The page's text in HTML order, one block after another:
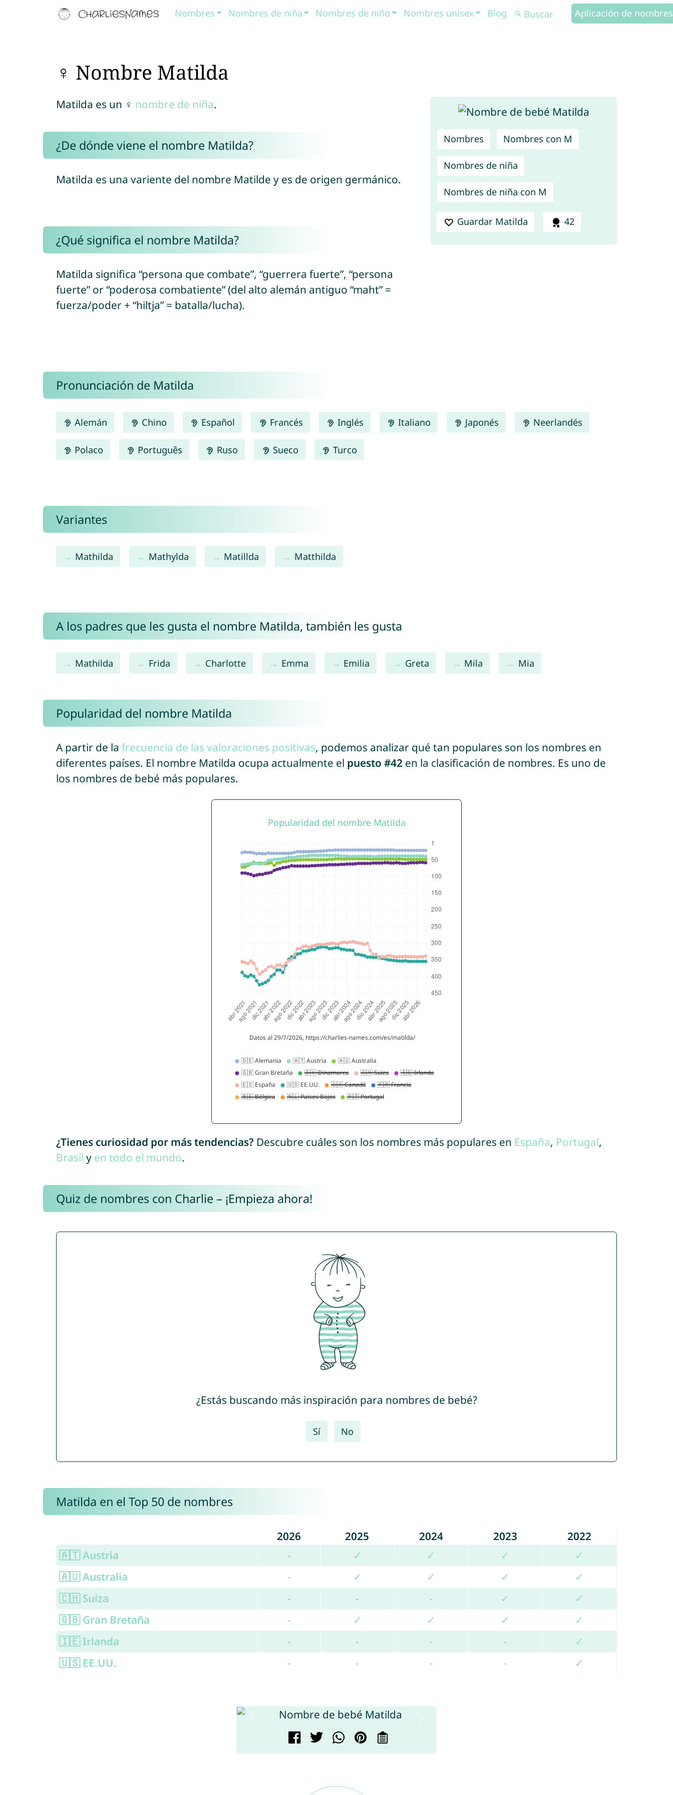
Nombres Nombres de niña Nombres de niño Nombres unisex Blog Aplicación de nombres
♀ Nombre Matilda
Nombres Nombres con M
Nombres de niña
Nombres de niña con M
Guardar Matilda 42
Matilda es un ♀ nombre de niña.
¿De dónde viene el nombre Matilda?
Matilda es una variente del nombre Matilde y es de origen germánico.
¿Qué significa el nombre Matilda?
Matilda significa “persona que combate”, “guerrera fuerte”, “persona
fuerte” or “poderosa combatiente” (del alto alemán antiguo “maht” =
fuerza/poder + “hiltja” = batalla/lucha).
Pronunciación de Matilda
Alemán Chino Español Francés Inglés Italiano Japonés Neerlandés
Polaco Português Ruso Sueco Turco
Variantes
Mathilda Mathylda Matillda Matthilda
A los padres que les gusta el nombre Matilda, también les gusta
Mathilda Frida Charlotte Emma Emilia Greta Mila Mia
Popularidad del nombre Matilda
A partir de la frecuencia de las valoraciones positivas, podemos analizar qué tan populares son los nombres en
diferentes países. El nombre Matilda ocupa actualmente el puesto #42 en la clasificación de nombres. Es uno de
los nombres de bebé más populares.
¿Tienes curiosidad por más tendencias? Descubre cuáles son los nombres más populares en España, Portugal,
Brasil y en todo el mundo.
Quiz de nombres con Charlie – ¡Empieza ahora!
¿Estás buscando más inspiración para nombres de bebé?
Sí No
Matilda en el Top 50 de nombres
2026 2025 2024 2023
2022
🇦🇹 Austria
- ✓ ✓ ✓
✓
🇦🇺 Australia
- ✓ ✓ ✓
✓
🇨🇭 Suiza
- - - ✓
✓
🇬🇧 Gran Bretaña
- ✓ ✓ ✓
✓
🇮🇪 Irlanda
- - - -
✓
🇺🇸 EE.UU.
- - - - ✓